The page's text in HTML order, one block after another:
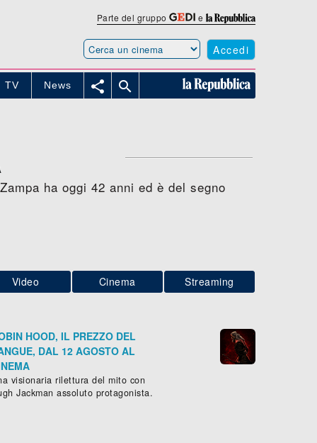
Parte del gruppo e
Accedi
TV News  
ha oggi 42 anni ed è del segno
Video Cinema Streaming
HOOD, IL PREZZO DEL
DAL 12 AGOSTO AL
visionaria rilettura del mito con
Jackman assoluto protagonista.